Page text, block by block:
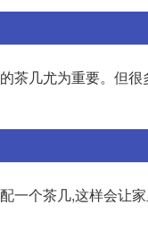
茶几尤为重要。但很
一个茶几,这样会让